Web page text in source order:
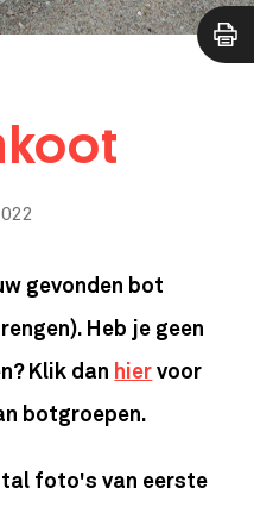
gevonden bot
Heb je geen
Klik dan hier voor
botgroepen.
foto's van eerste